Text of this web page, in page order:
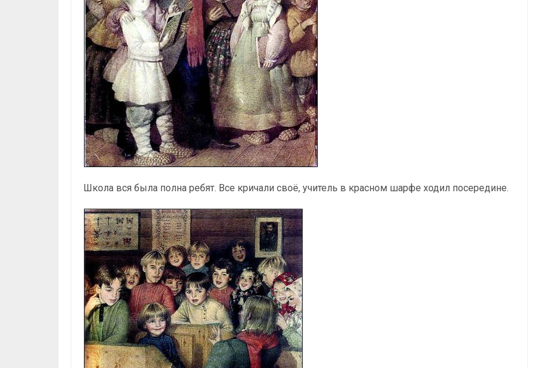
Школа вся была полна ребят. Все кричали своё, учитель в красном шарфе ходил посередине.